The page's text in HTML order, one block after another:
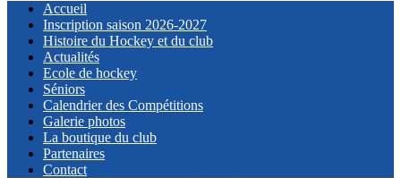
Accueil
Inscription saison 2026-2027
Histoire du Hockey et du club
Actualités
Ecole de hockey
Séniors
Calendrier des Compétitions
Galerie photos
La boutique du club
Partenaires
Contact